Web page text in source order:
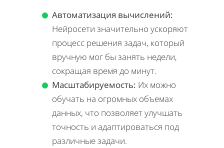
Автоматизация вычислений:
Нейросети значительно ускоряют
процесс решения задач, который
вручную мог бы занять недели,
сокращая время до минут.
Масштабируемость: Их можно
обучать на огромных объемах
данных, что позволяет улучшать
точность и адаптироваться под
различные задачи.